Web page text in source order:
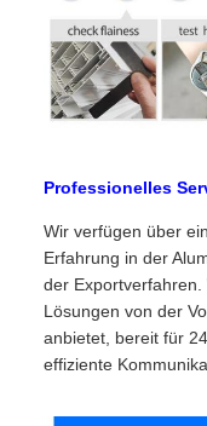
Professionelles
Wir verfügen über
Erfahrung in der
der
Lösungen von der
anbietet, bereit für
effiziente